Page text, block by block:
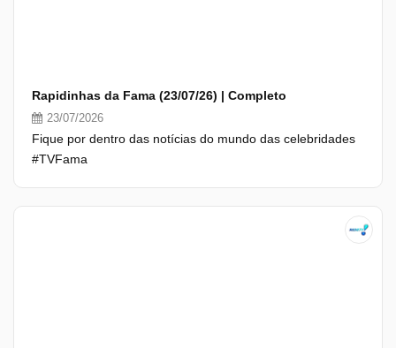
Rapidinhas da Fama (23/07/26) | Completo
23/07/2026
Fique por dentro das notícias do mundo das celebridades
#TVFama